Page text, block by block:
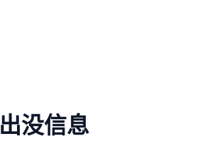
出没信息